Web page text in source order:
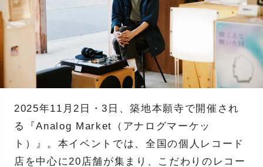
2025年11月2日・3日、築地本願寺で開催され
る『Analog Market（アナログマーケッ
ト）』。本イベントでは、全国の個人レコード
店を中心に20店舗が集まり、こだわりのレコー